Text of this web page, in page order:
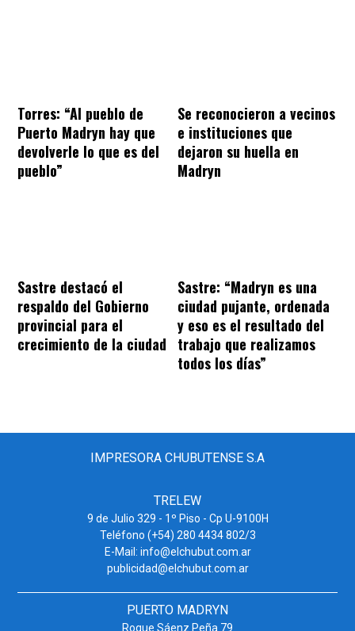
Torres: “Al pueblo de
Puerto Madryn hay que
devolverle lo que es del
pueblo”
Se reconocieron a vecinos
e instituciones que
dejaron su huella en
Madryn
Sastre destacó el
respaldo del Gobierno
provincial para el
crecimiento de la ciudad
Sastre: “Madryn es una
ciudad pujante, ordenada
y eso es el resultado del
trabajo que realizamos
todos los días”
IMPRESORA CHUBUTENSE S.A
TRELEW
9 de Julio 329 - 1º Piso - Cp U-9100H
Teléfono (+54) 280 4434 802/3
E-Mail: info@elchubut.com.ar
publicidad@elchubut.com.ar
PUERTO MADRYN
Roque Sáenz Peña 79